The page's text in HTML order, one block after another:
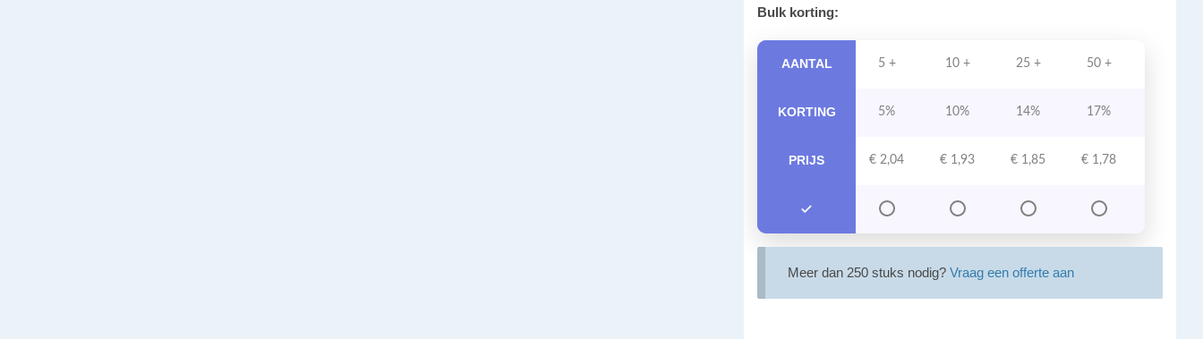
Bulk korting:
AANTAL
KORTING
PRIJS
5 + 10 + 25 + 50 +
5% 10% 14% 17%
€ 2,04 € 1,93 € 1,85 € 1,78
Meer dan 250 stuks nodig? Vraag een offerte aan